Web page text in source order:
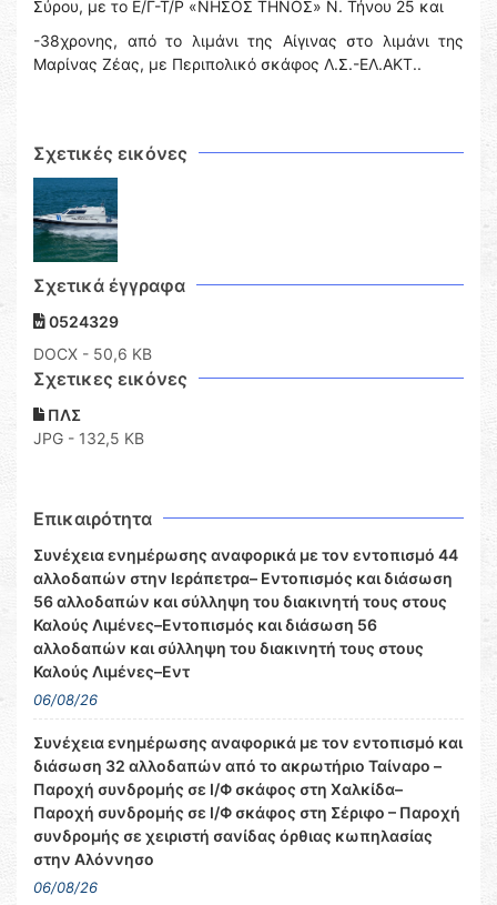
Σύρου, με το Ε/Γ-Τ/Ρ «ΝΗΣΟΣ ΤΗΝΟΣ» Ν. Τήνου 25 και
-38χρονης, από το λιμάνι της Αίγινας στο λιμάνι της
Μαρίνας Ζέας, με Περιπολικό σκάφος Λ.Σ.-ΕΛ.ΑΚΤ..
Σχετικές εικόνες
Σχετικά έγγραφα
0524329
DOCX - 50,6 KB
Σχετικες εικόνες
ΠΛΣ
JPG - 132,5 KB
Επικαιρότητα
Συνέχεια ενημέρωσης αναφορικά με τον εντοπισμό 44
αλλοδαπών στην Ιεράπετρα– Εντοπισμός και διάσωση
56 αλλοδαπών και σύλληψη του διακινητή τους στους
Καλούς Λιμένες–Εντοπισμός και διάσωση 56
αλλοδαπών και σύλληψη του διακινητή τους στους
Καλούς Λιμένες–Εντ
06/08/26
Συνέχεια ενημέρωσης αναφορικά με τον εντοπισμό και
διάσωση 32 αλλοδαπών από το ακρωτήριο Ταίναρο –
Παροχή συνδρομής σε Ι/Φ σκάφος στη Χαλκίδα–
Παροχή συνδρομής σε Ι/Φ σκάφος στη Σέριφο – Παροχή
συνδρομής σε χειριστή σανίδας όρθιας κωπηλασίας
στην Αλόννησο
06/08/26